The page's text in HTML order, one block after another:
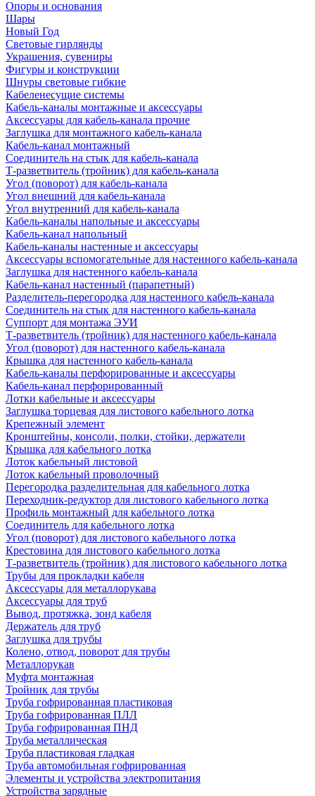
Опоры и основания
Шары
Новый Год
Световые гирлянды
Украшения, сувениры
Фигуры и конструкции
Шнуры световые гибкие
Кабеленесущие системы
Кабель-каналы монтажные и аксессуары
Аксессуары для кабель-канала прочие
Заглушка для монтажного кабель-канала
Кабель-канал монтажный
Соединитель на стык для кабель-канала
Т-разветвитель (тройник) для кабель-канала
Угол (поворот) для кабель-канала
Угол внешний для кабель-канала
Угол внутренний для кабель-канала
Кабель-каналы напольные и аксессуары
Кабель-канал напольный
Кабель-каналы настенные и аксессуары
Аксессуары вспомогательные для настенного кабель-канала
Заглушка для настенного кабель-канала
Кабель-канал настенный (парапетный)
Разделитель-перегородка для настенного кабель-канала
Соединитель на стык для настенного кабель-канала
Суппорт для монтажа ЭУИ
Т-разветвитель (тройник) для настенного кабель-канала
Угол (поворот) для настенного кабель-канала
Крышка для настенного кабель-канала
Кабель-каналы перфорированные и аксессуары
Кабель-канал перфорированный
Лотки кабельные и аксессуары
Заглушка торцевая для листового кабельного лотка
Крепежный элемент
Кронштейны, консоли, полки, стойки, держатели
Крышка для кабельного лотка
Лоток кабельный листовой
Лоток кабельный проволочный
Перегородка разделительная для кабельного лотка
Переходник-редуктор для листового кабельного лотка
Профиль монтажный для кабельного лотка
Соединитель для кабельного лотка
Угол (поворот) для листового кабельного лотка
Крестовина для листового кабельного лотка
Т-разветвитель (тройник) для листового кабельного лотка
Трубы для прокладки кабеля
Аксессуары для металлорукава
Аксессуары для труб
Вывод, протяжка, зонд кабеля
Держатель для труб
Заглушка для трубы
Колено, отвод, поворот для трубы
Металлорукав
Муфта монтажная
Тройник для трубы
Труба гофрированная пластиковая
Труба гофрированная ПЛЛ
Труба гофрированная ПНД
Труба металлическая
Труба пластиковая гладкая
Труба автомобильная гофрированная
Элементы и устройства электропитания
Устройства зарядные